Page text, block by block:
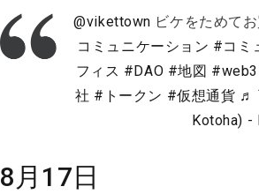
@vikettown ビケをためて
コミュニケーション #コミ
フィス #DAO #地図 #web3
社 #トークン #仮想通貨 ♬
Kotoha) -
8月17日